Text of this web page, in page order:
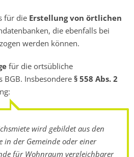
für die Erstellung von örtlichen
die ebenfalls bei
werden können.
für die ortsübliche
BGB. Insbesondere § 558 Abs. 2
wird gebildet aus den
in der Gemeinde oder einer
für Wohnraum vergleichbarer